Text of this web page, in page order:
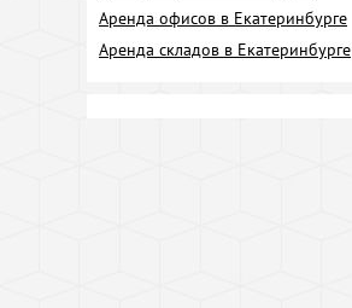
Аренда офисов в Екатеринбурге
Аренда складов в Екатеринбурге